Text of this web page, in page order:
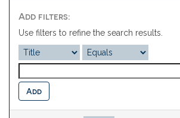
Add filters:
Use filters to refine the search results.